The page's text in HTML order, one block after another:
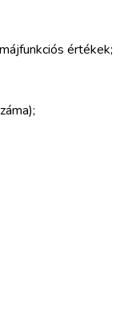
értékek;